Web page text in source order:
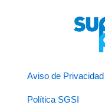
Aviso de Privacidad
Política SGSI